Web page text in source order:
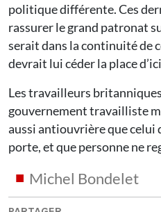
politique différente. Ces
rassurer le grand patronat
serait dans la continuité de
devrait lui céder la place
Les travailleurs
gouvernement travailliste
aussi antiouvrière que celui
porte, et que personne ne
Michel Bondelet